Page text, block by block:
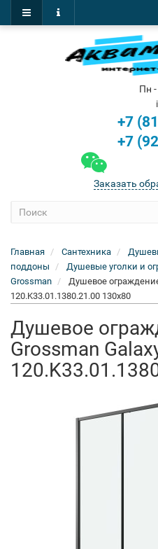
Пн -
+7
+7
Заказать
Главная Сантехника
поддоны
Душевые уголки и
Grossman
Душевое
120.K33.01.1380.21.00 130x80
Душевое
Grossman